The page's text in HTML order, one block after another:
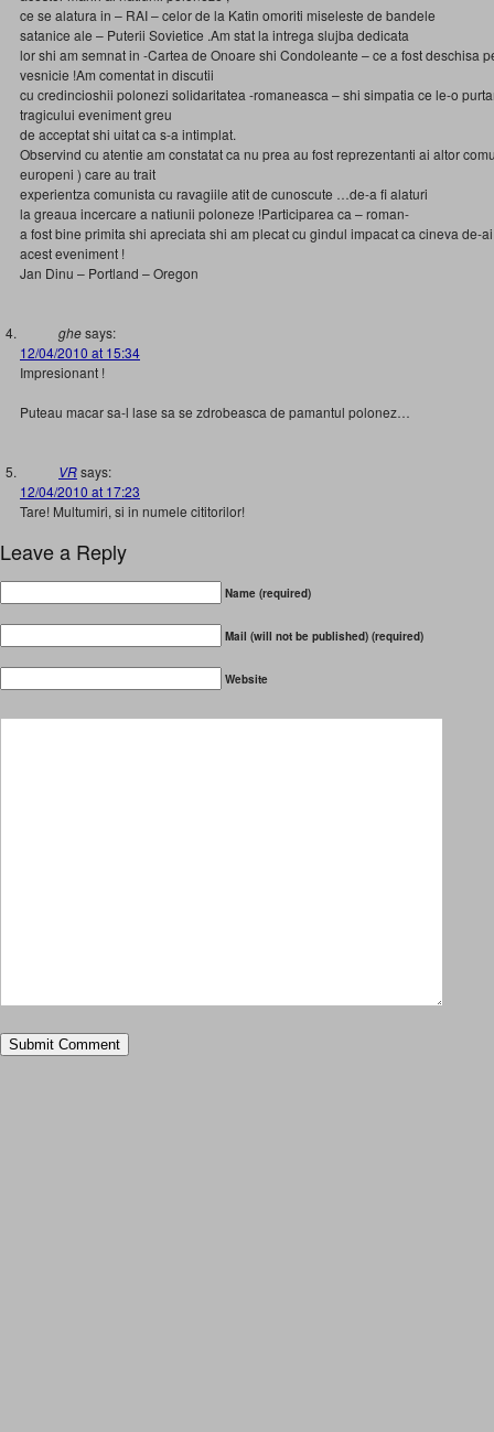
ce se alatura in – RAI – celor de la Katin omoriti miseleste de bandele
satanice ale – Puterii Sovietice .Am stat la intrega slujba dedicata
lor shi am semnat in -Cartea de Onoare shi Condoleante – ce a fost deschisa
vesnicie !Am comentat in discutii
cu credincioshii polonezi solidaritatea -romaneasca – shi simpatia ce le-o
tragicului eveniment greu
de acceptat shi uitat ca s-a intimplat.
Observind cu atentie am constatat ca nu prea au fost reprezentanti ai altor
europeni ) care au trait
experientza comunista cu ravagiile atit de cunoscute …de-a fi alaturi
la greaua incercare a natiunii poloneze !Participarea ca – roman-
a fost bine primita shi apreciata shi am plecat cu gindul impacat ca cineva de-
acest eveniment !
Jan Dinu – Portland – Oregon
ghesays:
12/04/2010 at 15:34
Impresionant !
Puteau macar sa-l lase sa se zdrobeasca de pamantul polonez…
VRsays:
12/04/2010 at 17:23
Tare! Multumiri, si in numele cititorilor!
Leave a Reply
Name (required)
Mail (will not be published) (required)
Website